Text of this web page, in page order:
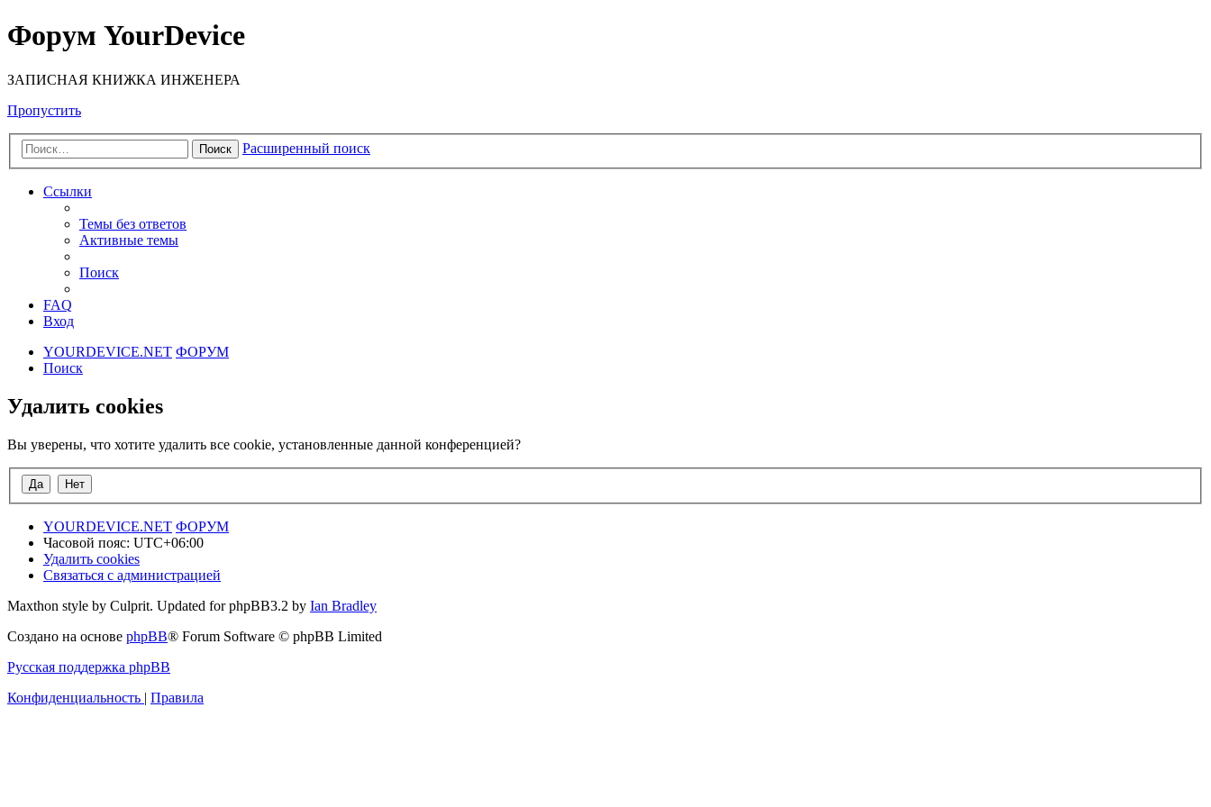
Форум YourDevice
ЗАПИСНАЯ КНИЖКА ИНЖЕНЕРА
Пропустить
Поиск Расширенный поиск
Ссылки
Темы без ответов
Активные темы
Поиск
FAQ
Вход
YOURDEVICE.NET ФОРУМ
Поиск
Удалить cookies
Вы уверены, что хотите удалить все cookie, установленные данной конференцией?
YOURDEVICE.NET ФОРУМ
Часовой пояс: UTC+06:00
Удалить cookies
Связаться с администрацией
Maxthon style by Culprit. Updated for phpBB3.2 by Ian Bradley
Создано на основе phpBB® Forum Software © phpBB Limited
Русская поддержка phpBB
Конфиденциальность | Правила